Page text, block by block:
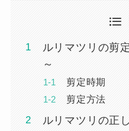
ルリマツリの剪
～
剪定時期
剪定方法
ルリマツリの正